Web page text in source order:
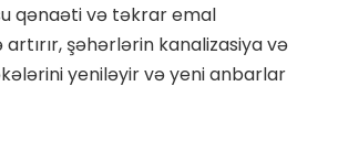
qənaəti və təkrar emal
şəhərlərin kanalizasiya və
yeniləyir və yeni anbarlar